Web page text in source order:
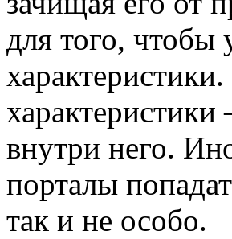
для того, чтобы
внутри него.
порталы
так и не особо.